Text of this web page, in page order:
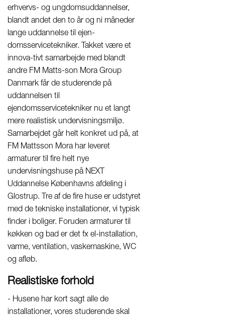
erhvervs- og ungdomsuddannelser,
blandt andet den to år og ni måneder
lange uddannelse til ejen-
domsservicetekniker. Takket være et
innova-tivt samarbejde med blandt
andre FM Matts-son Mora Group
Danmark får de studerende på
uddannelsen til
ejendomsservicetekniker nu et langt
mere realistisk undervisningsmiljø.
Samarbejdet går helt konkret ud på, at
FM Mattsson Mora har leveret
armaturer til fire helt nye
undervisningshuse på NEXT
Uddannelse Københavns afdeling i
Glostrup. Tre af de fire huse er udstyret
med de tekniske installationer, vi typisk
finder i boliger. Foruden armaturer til
køkken og bad er det fx el-installation,
varme, ventilation, vaskemaskine, WC
og afløb.
Realistiske forhold
- Husene har kort sagt alle de
installationer, vores studerende skal